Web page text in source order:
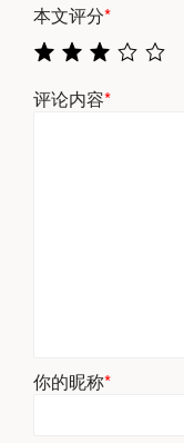
本文评分*
评论内容*
你的昵称*